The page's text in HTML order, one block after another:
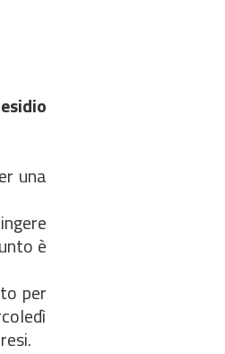
una
è
per